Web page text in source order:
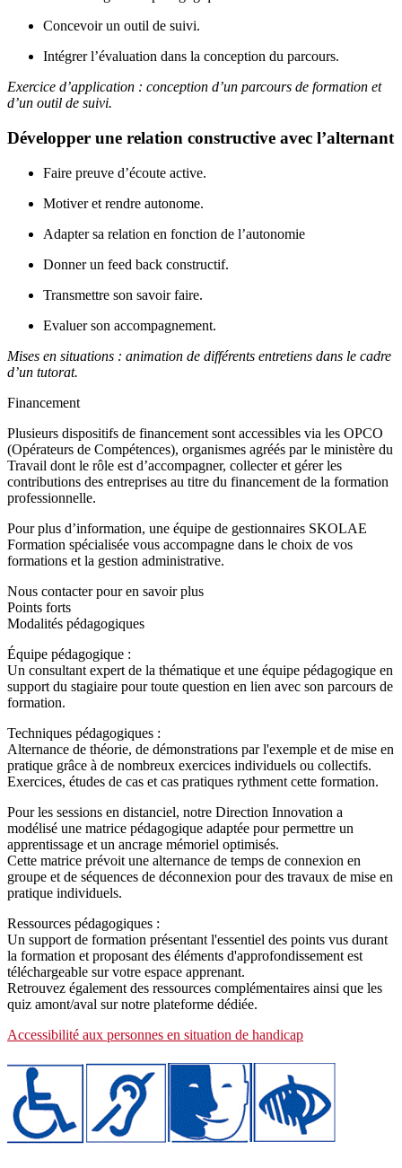
Concevoir un outil de suivi.
Intégrer l’évaluation dans la conception du parcours.
Exercice d’application : conception d’un parcours de formation et
d’un outil de suivi.
Développer une relation constructive avec l’alternant
Faire preuve d’écoute active.
Motiver et rendre autonome.
Adapter sa relation en fonction de l’autonomie
Donner un feed back constructif.
Transmettre son savoir faire.
Evaluer son accompagnement.
Mises en situations : animation de différents entretiens dans le cadre
d’un tutorat.
Financement
Plusieurs dispositifs de financement sont accessibles via les OPCO
(Opérateurs de Compétences), organismes agréés par le ministère du
Travail dont le rôle est d’accompagner, collecter et gérer les
contributions des entreprises au titre du financement de la formation
professionnelle.
Pour plus d’information, une équipe de gestionnaires SKOLAE
Formation spécialisée vous accompagne dans le choix de vos
formations et la gestion administrative.
Nous contacter pour en savoir plus
Points forts
Modalités pédagogiques
Équipe pédagogique :
Un consultant expert de la thématique et une équipe pédagogique en
support du stagiaire pour toute question en lien avec son parcours de
formation.
Techniques pédagogiques :
Alternance de théorie, de démonstrations par l'exemple et de mise en
pratique grâce à de nombreux exercices individuels ou collectifs.
Exercices, études de cas et cas pratiques rythment cette formation.
Pour les sessions en distanciel, notre Direction Innovation a
modélisé une matrice pédagogique adaptée pour permettre un
apprentissage et un ancrage mémoriel optimisés.
Cette matrice prévoit une alternance de temps de connexion en
groupe et de séquences de déconnexion pour des travaux de mise en
pratique individuels.
Ressources pédagogiques :
Un support de formation présentant l'essentiel des points vus durant
la formation et proposant des éléments d'approfondissement est
téléchargeable sur votre espace apprenant.
Retrouvez également des ressources complémentaires ainsi que les
quiz amont/aval sur notre plateforme dédiée.
Accessibilité aux personnes en situation de handicap